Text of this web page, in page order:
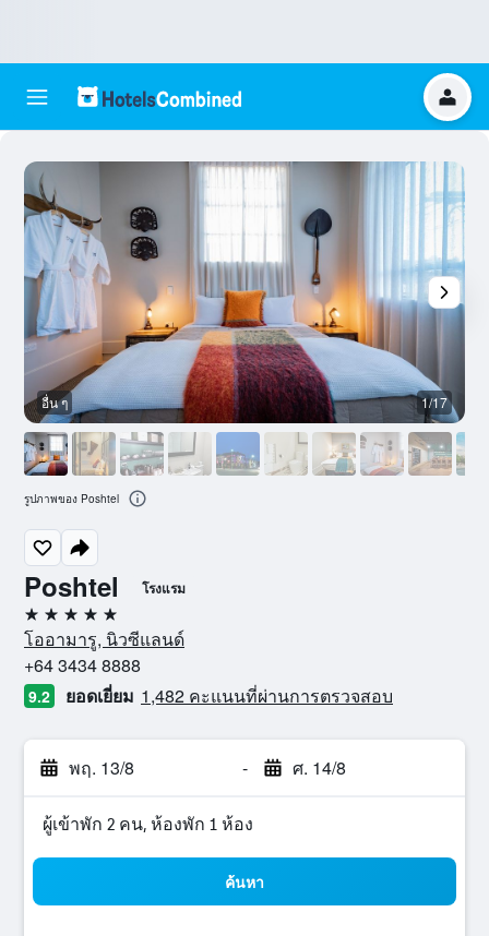
Poshtel โรงแรม
5 ดาว
โออามารู, นิวซีแลนด์
+64 3434 8888
9.2 ยอดเยี่ยม 1,482 คะแนนที่ผ่านการตรวจสอบ
พฤ. 13/8 - ศ. 14/8
ผู้เข้าพัก 2 คน, ห้องพัก 1 ห้อง
ค้นหา
อื่น ๆ 1/17
รูปภาพของ Poshtel